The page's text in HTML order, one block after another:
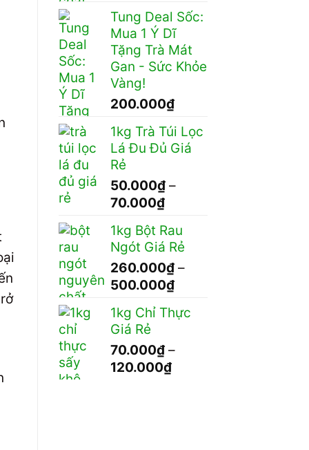
từ
175.000₫
đến
300.000₫
Tung Deal Sốc:
Mua 1 Ý Dĩ
Tặng Trà Mát
Gan - Sức Khỏe
Vàng!
200.000₫
1kg Trà Túi Lọc
Lá Đu Đủ Giá
Rẻ
50.000₫ –
70.000₫Khoảng
từ
50.000₫
đến
70.000₫
1kg Bột Rau
Ngót Giá Rẻ
260.000₫ –
500.000₫Khoảng
từ
đến
1kg Chỉ Thực
Giá Rẻ
70.000₫ –
120.000₫Khoảng